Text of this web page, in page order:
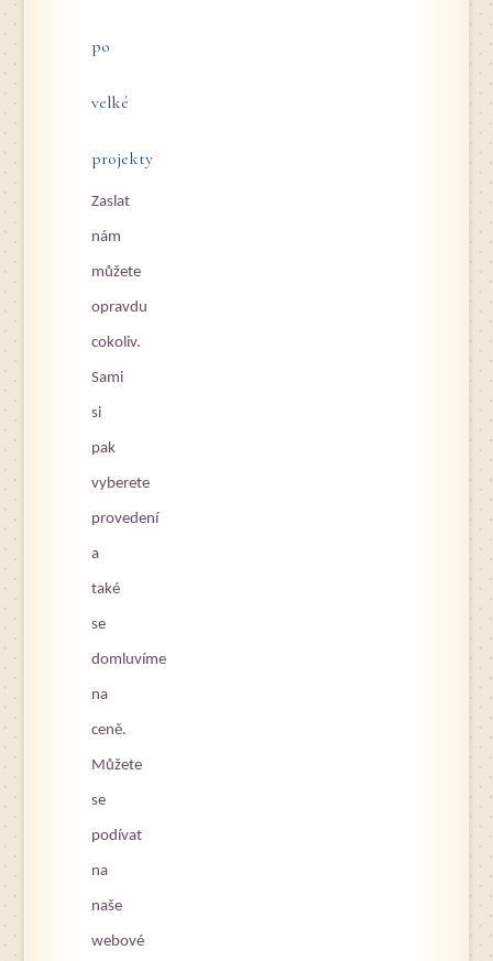
po
velké
projekty
Zaslat
nám
můžete
opravdu
cokoliv.
Sami
si
pak
vyberete
provedení
a
také
se
domluvíme
na
ceně.
Můžete
se
podívat
na
naše
webové